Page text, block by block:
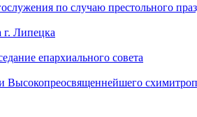
по случаю престольного
г. Липецка
епархиального совета